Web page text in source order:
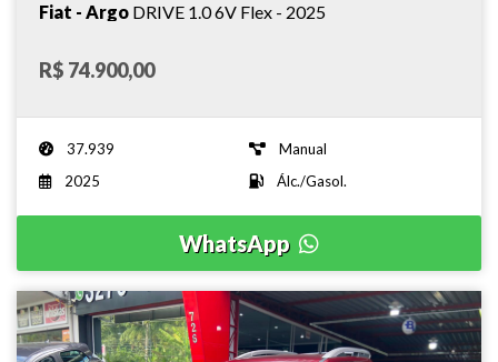
Fiat - Argo DRIVE 1.0 6V Flex - 2025
R$ 74.900,00
37.939
Manual
2025
Álc./Gasol.
WhatsApp